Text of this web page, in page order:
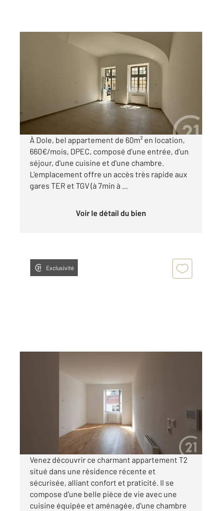
, 2 pièces
Appartement à louer
660 €
par mois charges comprises
À Dole, bel appartement de 60m² en location,
660€/mois, DPEC, composé d'une entrée, d'un
séjour, d'une cuisine et d'une chambre.
L'emplacement offre un accès très rapide aux
gares TER et TGV (à 7min à ...
Voir le détail du bien
Exclusivité
, 2 pièces
Appartement F2 à louer
587 €
par mois charges comprises
Venez découvrir ce charmant appartement T2
situé dans une résidence récente et
sécurisée, alliant confort et praticité. Il se
compose d'une belle pièce de vie avec une
cuisine équipée et aménagée, d'une chambre